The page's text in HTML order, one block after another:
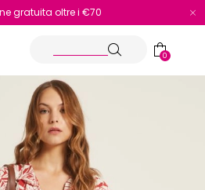
facile e veloce
gratuita oltre i €70
0